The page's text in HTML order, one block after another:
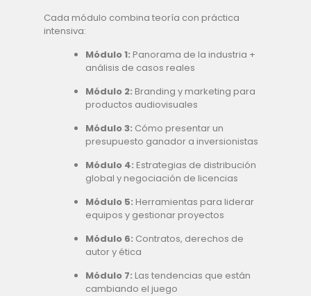
Cada módulo combina teoría con práctica
intensiva:
Módulo 1: Panorama de la industria +
análisis de casos reales
Módulo 2: Branding y marketing para
productos audiovisuales
Módulo 3: Cómo presentar un
presupuesto ganador a inversionistas
Módulo 4: Estrategias de distribución
global y negociación de licencias
Módulo 5: Herramientas para liderar
equipos y gestionar proyectos
Módulo 6: Contratos, derechos de
autor y ética
Módulo 7: Las tendencias que están
cambiando el juego